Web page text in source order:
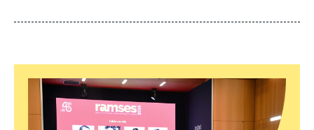
publication